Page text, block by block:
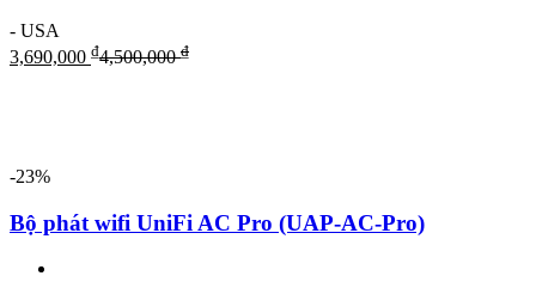
- USA
3,690,000 ₫4,500,000₫
-23%
Bộ phát wifi UniFi AC Pro (UAP-AC-Pro)